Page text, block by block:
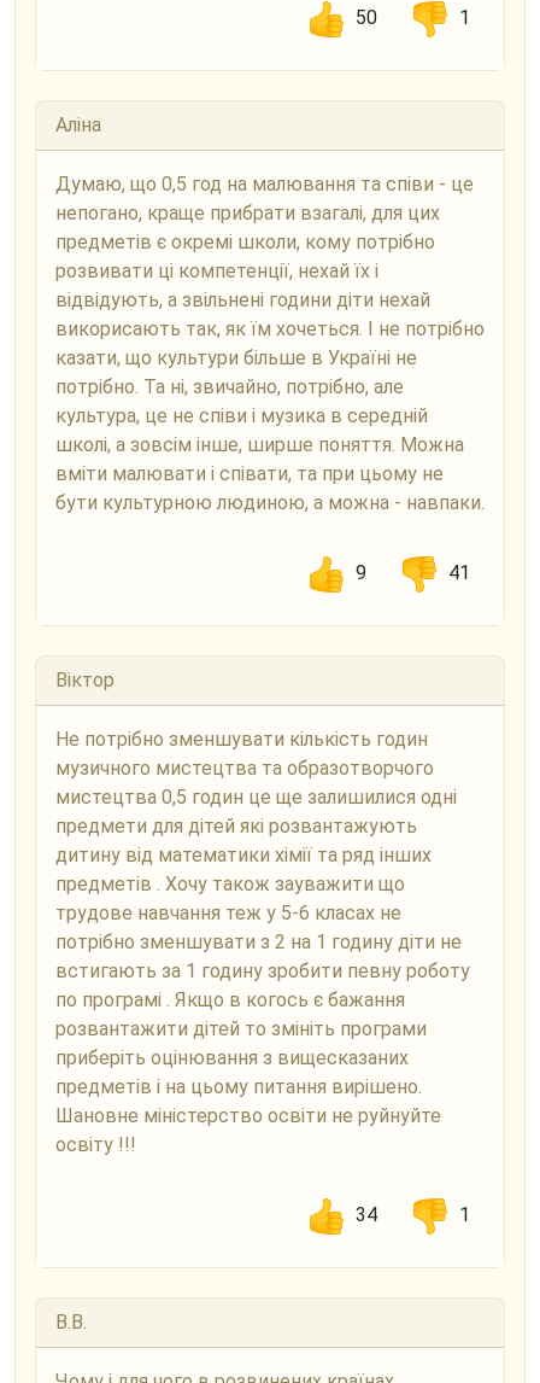
50 1
Аліна
Думаю, що 0,5 год на малювання та співи - це
непогано, краще прибрати взагалі, для цих
предметів є окремі школи, кому потрібно
розвивати ці компетенції, нехай їх і
відвідують, а звільнені години діти нехай
викорисають так, як їм хочеться. І не потрібно
казати, що культури більше в Україні не
потрібно. Та ні, звичайно, потрібно, але
культура, це не співи і музика в середній
школі, а зовсім інше, ширше поняття. Можна
вміти малювати і співати, та при цьому не
бути культурною людиною, а можна - навпаки.
9 41
Віктор
Не потрібно зменшувати кількість годин
музичного мистецтва та образотворчого
мистецтва 0,5 годин це ще залишилися одні
предмети для дітей які розвантажують
дитину від математики хімії та ряд інших
предметів . Хочу також зауважити що
трудове навчання теж у 5-6 класах не
потрібно зменшувати з 2 на 1 годину діти не
встигають за 1 годину зробити певну роботу
по програмі . Якщо в когось є бажання
розвантажити дітей то змініть програми
приберіть оцінювання з вищесказаних
предметів і на цьому питання вирішено.
Шановне міністерство освіти не руйнуйте
освіту !!!
34 1
В.В.